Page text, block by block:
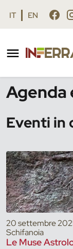
Vai al contenuto
Vai al footer
IT EN
Agenda
Eventi in
20 settembre
Schifanoia
Le Muse